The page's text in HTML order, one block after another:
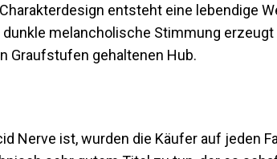
entsteht eine lebendige
melancholische Stimmung
Graufstufen gehaltenen Hub.
Nerve ist, wurden die Käufer auf jeden